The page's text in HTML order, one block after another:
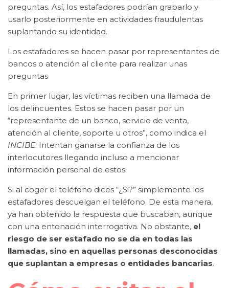
preguntas. Así, los estafadores podrían grabarlo y
usarlo posteriormente en actividades fraudulentas
suplantando su identidad.
Los estafadores se hacen pasar por representantes de
bancos o atención al cliente para realizar unas
preguntas
En primer lugar, las víctimas reciben una llamada de
los delincuentes. Estos se hacen pasar por un
“representante de un banco, servicio de venta,
atención al cliente, soporte u otros”, como indica el
INCIBE. Intentan ganarse la confianza de los
interlocutores llegando incluso a mencionar
información personal de estos.
Si al coger el teléfono dices “¿Si?” simplemente los
estafadores descuelgan el teléfono. De esta manera,
ya han obtenido la respuesta que buscaban, aunque
con una entonación interrogativa. No obstante, el
riesgo de ser estafado no se da en todas las
llamadas, sino en aquellas personas desconocidas
que suplantan a empresas o entidades bancarias.